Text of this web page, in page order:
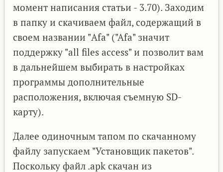
момент написания статьи - 3.70). Заходим
в папку и скачиваем файл, содержащий в
своем названии "Afa" ("Afa" значит
поддержку "all files access" и позволит вам
в дальнейшем выбирать в настройках
программы дополнительные
расположения, включая съемную SD-
карту).
Далее одиночным тапом по скачанному
файлу запускаем "Установщик пакетов".
Поскольку файл .apk скачан из